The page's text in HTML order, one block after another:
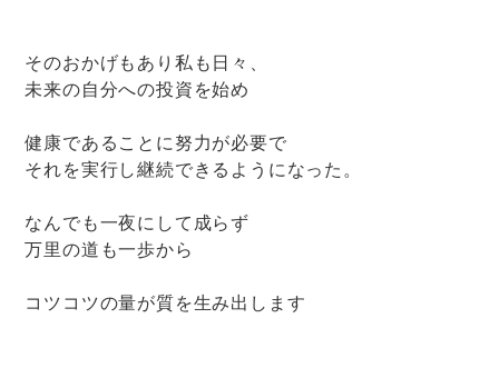
そのおかげもあり私も日々、
未来の自分への投資を始め
健康であることに努力が必要で
それを実行し継続できるようになった。
なんでも一夜にして成らず
万里の道も一歩から
コツコツの量が質を生み出します